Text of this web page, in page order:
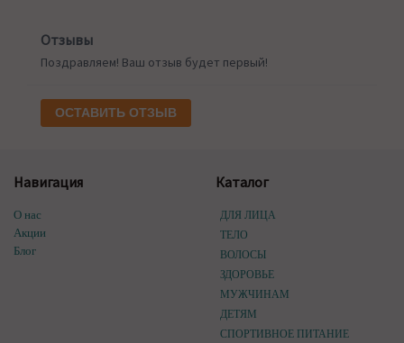
Отзывы
Поздравляем! Ваш отзыв будет первый!
ОСТАВИТЬ ОТЗЫВ
Навигация
О нас
Акции
Блог
Каталог
ДЛЯ ЛИЦА
ТЕЛО
ВОЛОСЫ
ЗДОРОВЬЕ
МУЖЧИНАМ
ДЕТЯМ
СПОРТИВНОЕ ПИТАНИЕ